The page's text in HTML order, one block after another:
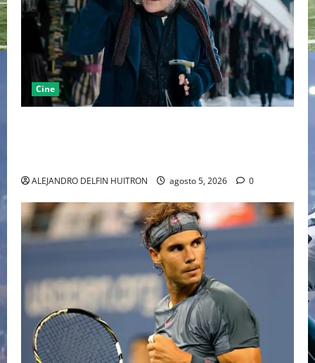
Cine
ALEJANDRO DELFIN HUITRON agosto 5, 2026 0